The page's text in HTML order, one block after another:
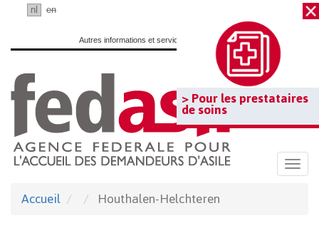
Passer
contenu
principal
> Pour les prestataires
de soins
nl en
Autres informations et services officiels :www.belgium.be
Accueil Houthalen-Helchteren